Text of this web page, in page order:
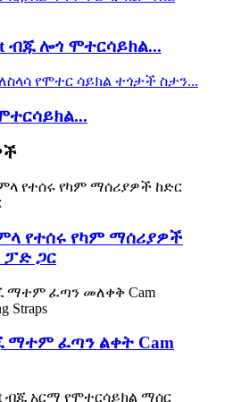
ብጁ ሎጎ ሞተርሳይክል...
የተሰሩ የካም ማሰሪያዎች
ፓድ ጋር
ፈጣን ልቀት Cam